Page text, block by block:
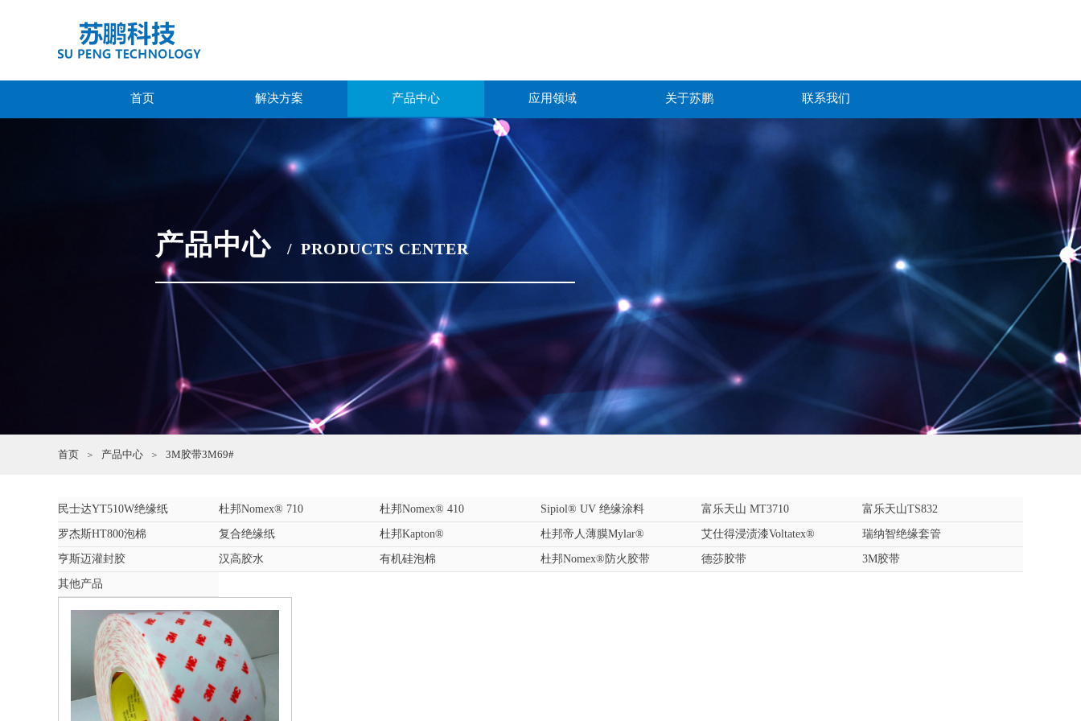
首页 解决方案 产品中心 应用领域 关于苏鹏 联系我们
产品中心 / PRODUCTS CENTER
首页 ＞ 产品中心 ＞ 3M胶带3M69#
民士达YT510W绝缘纸 杜邦Nomex® 710 杜邦Nomex® 410 Sipiol® UV 绝缘涂料 富乐天山 MT3710 富乐天山TS832
罗杰斯HT800泡棉 复合绝缘纸 杜邦Kapton® 杜邦帝人薄膜Mylar® 艾仕得浸渍漆Voltatex® 瑞纳智绝缘套管
亨斯迈灌封胶 汉高胶水 有机硅泡棉 杜邦Nomex®防火胶带 德莎胶带 3M胶带
其他产品